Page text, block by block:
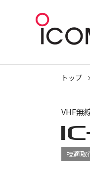
トップ
VHF無
技適取